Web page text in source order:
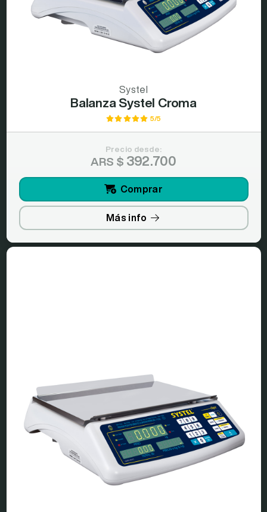
Systel
Balanza Systel Croma
5/5
Precio desde:
ARS $ 392.700
Comprar
Más info